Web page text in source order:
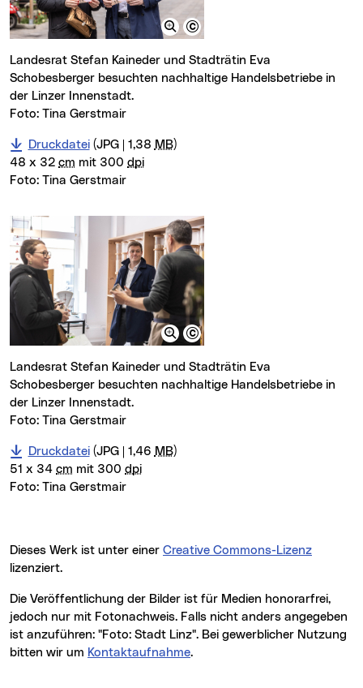
Landesrat Stefan Kaineder und Stadträtin Eva
Schobesberger besuchten nachhaltige Handelsbetriebe in
der Linzer Innenstadt.
Foto: Tina Gerstmair
Druckdatei(JPG | 1,38 MB)
48 x 32 cm mit 300 dpi
Foto: Tina Gerstmair
Landesrat Stefan Kaineder und Stadträtin Eva
Schobesberger besuchten nachhaltige Handelsbetriebe in
der Linzer Innenstadt.
Foto: Tina Gerstmair
Druckdatei(JPG | 1,46 MB)
51 x 34 cm mit 300 dpi
Foto: Tina Gerstmair
Dieses Werk ist unter einer Creative Commons-Lizenz
lizenziert.
Die Veröffentlichung der Bilder ist für Medien honorarfrei,
jedoch nur mit Fotonachweis. Falls nicht anders angegeben
ist anzuführen: "Foto: Stadt Linz". Bei gewerblicher Nutzung
bitten wir um Kontaktaufnahme.